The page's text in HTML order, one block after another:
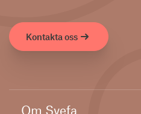
Kontakta oss
Om Svefa